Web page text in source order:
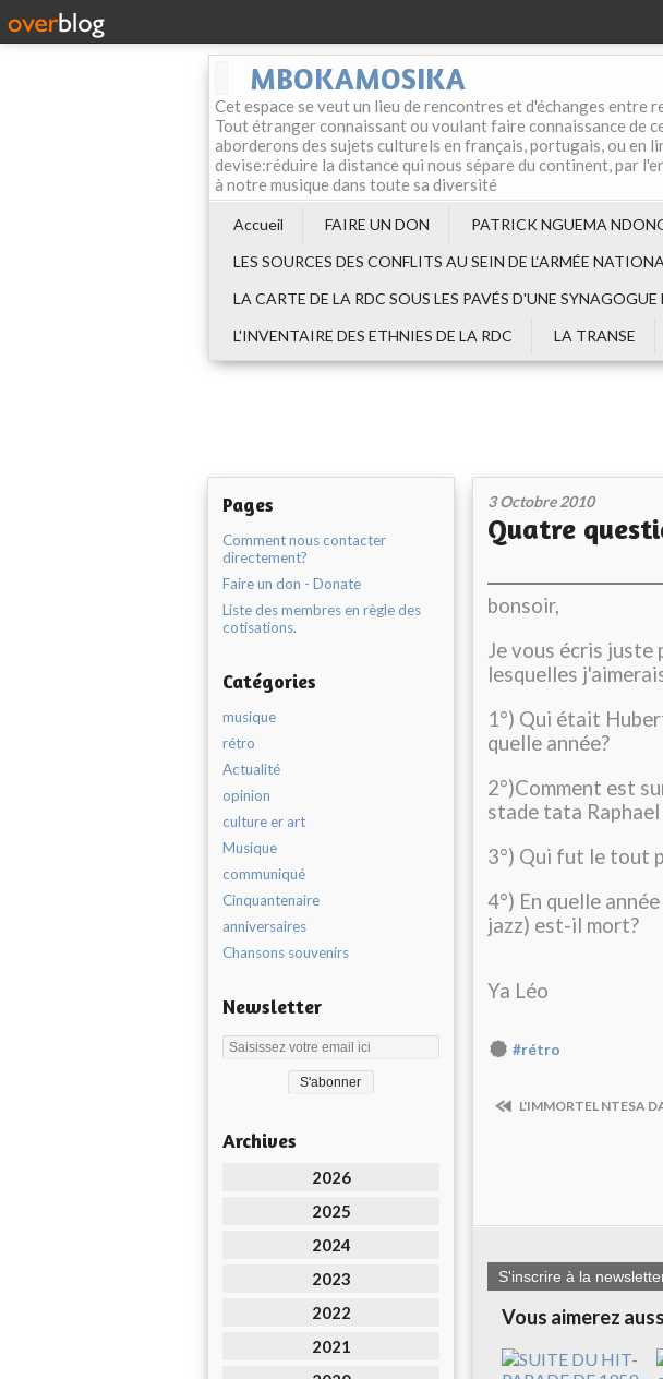
MBOKAMOSIKA
Cet espace se veut un lieu de rencontres et d'échanges
Tout étranger connaissant ou voulant faire connaissance de
aborderons des sujets culturels en français, portugais, ou en
devise:réduire la distance qui nous sépare du continent, par
à notre musique dans toute sa diversité
Accueil FAIRE UN DON
PATRICK NGUEMA
LES SOURCES DES CONFLITS AU SEIN DE L‘ARMÉE
LA CARTE DE LA RDC SOUS LES PAVÉS D'UNE SYNAGOGUE
L'INVENTAIRE DES ETHNIES DE LA RDC
LA TRANSE
Pages
Comment nous contacter
directement?
Faire un don - Donate
Liste des membres en règle des
cotisations.
Catégories
musique
rétro
Actualité
opinion
culture er art
Musique
communiqué
Cinquantenaire
anniversaires
Chansons souvenirs
Newsletter
Archives
2026
2025
2024
2023
2022
2021
3 Octobre 2010
Quatre
bonsoir,
Je vous écris juste
lesquelles
1°) Qui était
quelle année?
2°)Comment est
stade tata Raphael
3°) Qui fut le tout
4°) En quelle
jazz) est-il mort?
Ya Léo
#rétro
L'IMMORTEL NTESA
S'inscrire à la
Vous aimerez